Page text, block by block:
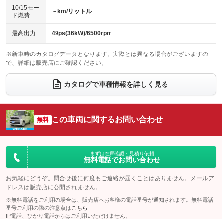
ベンチシート
：装備なし
チップアップシート
：装備なし
：装備なし ：装備あり
ウォークスルー
：装備なし
電動リアゲート フロントカメラ
：装備なし
：装備なし ：装備あり
サイドカメラ
：装備なし ルーフレール
：装備なし
：装備なし
：装備なし
10/15モー
ド燃費
－km/リットル
最高出力 49ps(36kW)/6500rpm
※新車時のカタログデータとなります。実際とは異なる場合がございますの
で、詳細は販売店にご確認ください。
カタログで車種情報を詳しく見る
無料 この車両に関するお問い合わせ
まずは在庫確認・見積り依頼
無料電話でお問い合わせ
お気軽にどうぞ。問合せ後に何度もご連絡が届くことはありません。メールア
ドレスは販売店に公開されません。
※無料電話をご利用の場合は、販売店へお客様の電話番号が通知されます。無料電話
番号ご利用の際の注意点は こちら
IP電話、ひかり電話からはご利用いただけません。